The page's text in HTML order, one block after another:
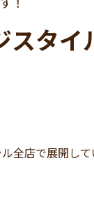
スタ
店で展開し